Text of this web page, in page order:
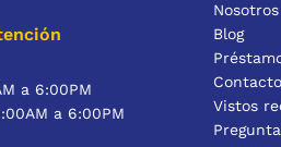
a 6:00PM
a 6:00PM
Nosotros
Blog
Contacto
Vistos